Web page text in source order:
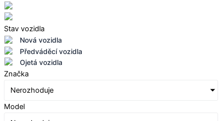
Stav vozidla
Nová vozidla
Předváděcí vozidla
Ojetá vozidla
Značka
Nerozhoduje
Model